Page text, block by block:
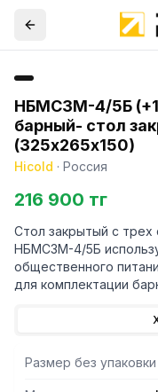
НБМСЗМ-4/5Б
барный- стол
(325х265х150)
Hicold · Россия
216 900 тг
Стол закрытый с трех
НБМСЗМ-4/5Б
общественного
для комплектации
Размер без упаковки